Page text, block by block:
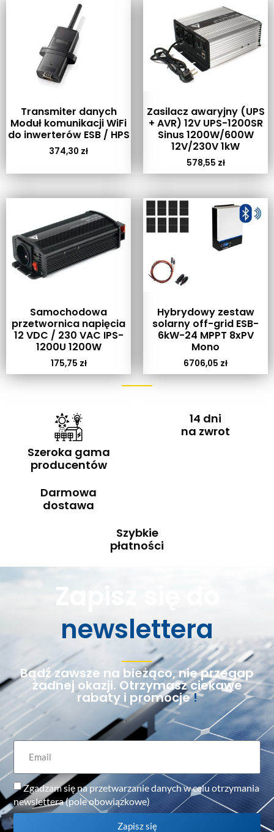
Transmiter danych
Moduł komunikacji WiFi
do inwerterów ESB / HPS
374,30 zł
Zasilacz awaryjny (UPS
+ AVR) 12V UPS-1200SR
Sinus 1200W/600W
12V/230V 1kW
578,55 zł
Samochodowa
przetwornica napięcia
12 VDC / 230 VAC IPS-
1200U 1200W
175,75 zł
Hybrydowy zestaw
solarny off-grid ESB-
6kW-24 MPPT 8xPV
Mono
6706,05 zł
Szeroka gama
producentów
14 dni
na zwrot
Darmowa
dostawa
Szybkie
płatności
Zapisz się do
newslettera
Bądź zawsze na bieżąco, nie przegap
żadnej okazji. Otrzymasz ciekawe
rabaty i promocje!
Zgadzam się na przetwarzanie danych w celu otrzymania
newslettera (pole obowiązkowe)
Zapisz się